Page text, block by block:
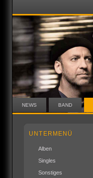
NEWS BAND
UNTERMENÜ
Alben
Singles
Sonstiges